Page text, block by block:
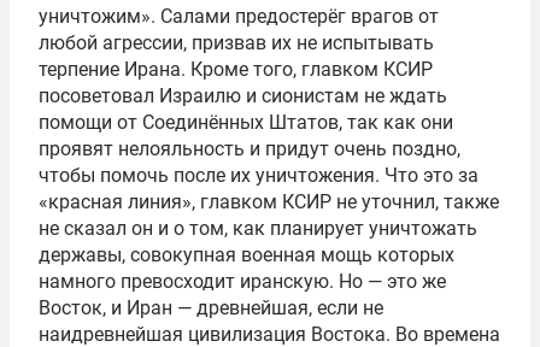
уничтожим». Салами предостерёг врагов от
любой агрессии, призвав их не испытывать
терпение Ирана. Кроме того, главком КСИР
посоветовал Израилю и сионистам не ждать
помощи от Соединённых Штатов, так как они
проявят нелояльность и придут очень поздно,
чтобы помочь после их уничтожения. Что это за
«красная линия», главком КСИР не уточнил, также
не сказал он и о том, как планирует уничтожать
державы, совокупная военная мощь которых
намного превосходит иранскую. Но — это же
Восток, и Иран — древнейшая, если не
наидревнейшая цивилизация Востока. Во времена